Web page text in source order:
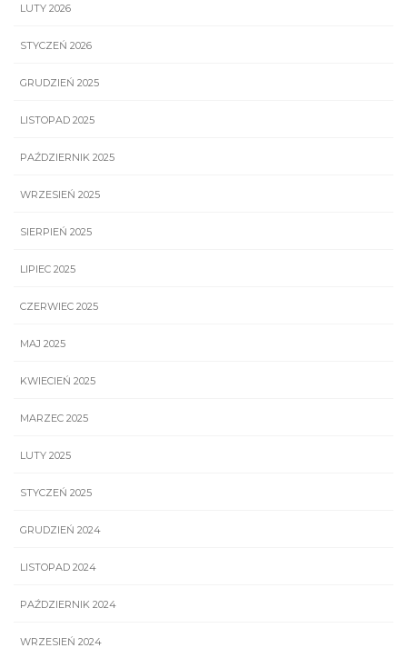
LUTY 2026
STYCZEŃ 2026
GRUDZIEŃ 2025
LISTOPAD 2025
PAŹDZIERNIK 2025
WRZESIEŃ 2025
SIERPIEŃ 2025
LIPIEC 2025
CZERWIEC 2025
MAJ 2025
KWIECIEŃ 2025
MARZEC 2025
LUTY 2025
STYCZEŃ 2025
GRUDZIEŃ 2024
LISTOPAD 2024
PAŹDZIERNIK 2024
WRZESIEŃ 2024